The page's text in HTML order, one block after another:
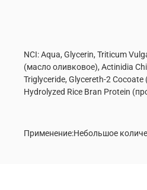
NCI: Aqua, Glycerin, Triticum
(масло оливковое), Actinidia
Triglyceride, Glycereth-2
Hydrolyzed Rice Bran Protein
Применение:Небольшое